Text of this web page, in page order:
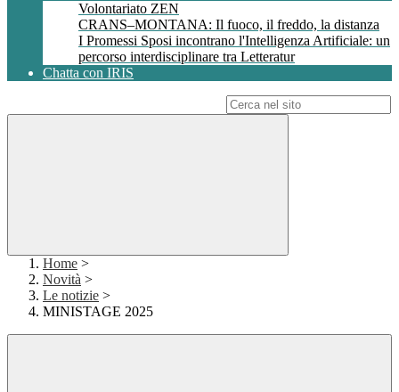
Volontariato ZEN
CRANS–MONTANA: Il fuoco, il freddo, la distanza
I Promessi Sposi incontrano l'Intelligenza Artificiale: un
percorso interdisciplinare tra Letteratur
Chatta con IRIS
Home >
Novità >
Le notizie >
MINISTAGE 2025